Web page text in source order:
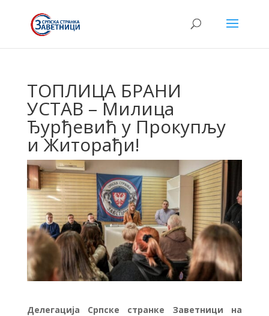
ТОПЛИЦА БРАНИ
УСТАВ – Милица
Ђурђевић у Прокупљу
и Житорађи!
Делегација Српске странке Заветници на